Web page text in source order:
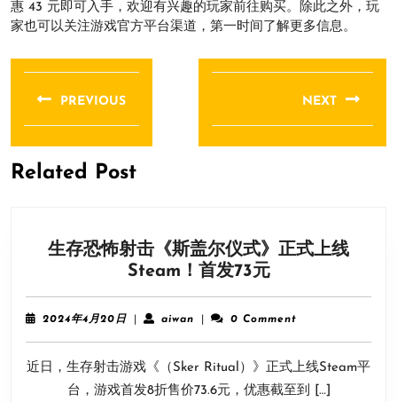
惠 43 元即可入手，欢迎有兴趣的玩家前往购买。除此之外，玩
家也可以关注游戏官方平台渠道，第一时间了解更多信息。
文
导
航
PREVIOUS
post:
NEXT
post:
Related Post
生存恐怖射击《斯盖尔仪式》正式上线
Steam！首发73元生
恐
射
击
《斯
2024年4月20日2024
月
20
日
aiwanaiwan 0 Comment
近日，生存射击游戏《（Sker Ritual）》正式上线Steam平
台，游戏首发8折售价73.6元，优惠截至到 […]